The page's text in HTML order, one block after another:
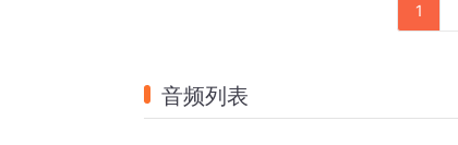
1
音频列表